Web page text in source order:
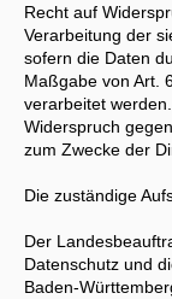
Recht auf
Verarbeitung der
sofern die Daten
Maßgabe von Art.
verarbeitet
Widerspruch
zum Zwecke der
Die zuständige
Der
Datenschutz und
Baden-